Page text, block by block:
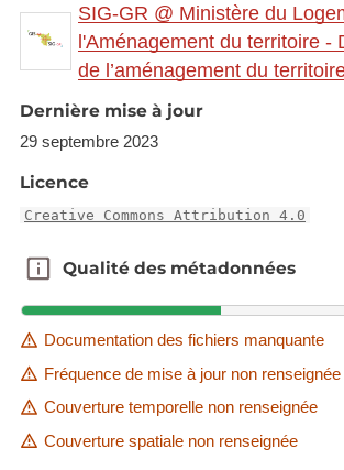
SIG-GR @ Ministère du
l'Aménagement du territoire -
de l’aménagement du
Dernière mise à jour
29 septembre 2023
Licence
Creative Commons Attribution 4.0
Qualité des métadonnées
Qualité des métadonnées
Documentation des fichiers manquante
Fréquence de mise à jour non renseignée
Couverture temporelle non renseignée
Couverture spatiale non renseignée